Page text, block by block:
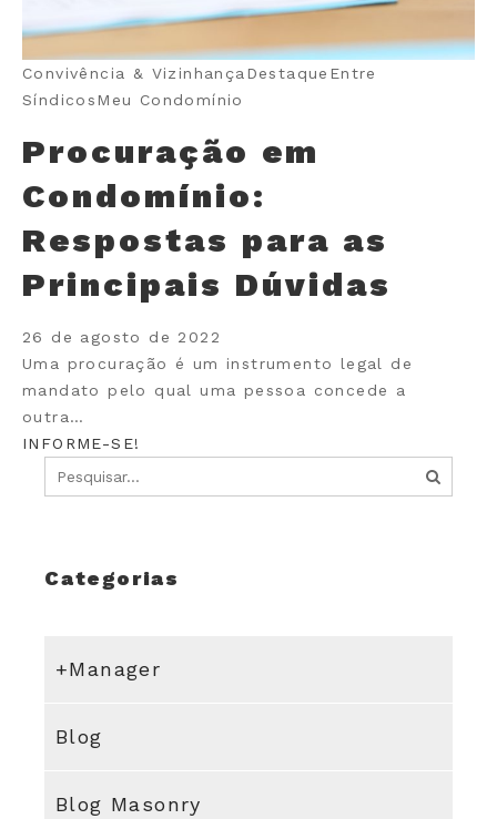
Convivência & Vizinhança Destaque Entre
SíndicosMeu Condomínio
Procuração em
Condomínio:
Respostas para as
Principais Dúvidas
26 de agosto de 2022
Uma procuração é um instrumento legal de
mandato pelo qual uma pessoa concede a
outra…
INFORME-SE!
Categorias
+Manager
Blog
Blog Masonry